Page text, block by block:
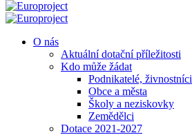
O nás
Aktuální dotační příležitosti
Kdo může žádat
Podnikatelé, živnostníci
Obce a města
Školy a neziskovky
Zemědělci
Dotace 2021-2027